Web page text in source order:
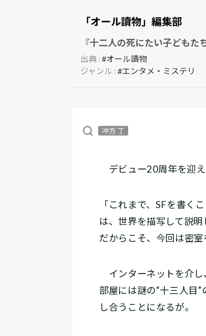
「オール讀物」編集部
『十二人の死にたい子どもた
出典 : #オール讀物
ジャンル : #エンタメ・ミステリ
冲方 丁
デビュー20周年を迎え
「これまで、SFを書く
は、世界を描写して説
だからこそ、今回は密
インターネットを介し
部屋には謎の“十三人目
し合うことになるが――。